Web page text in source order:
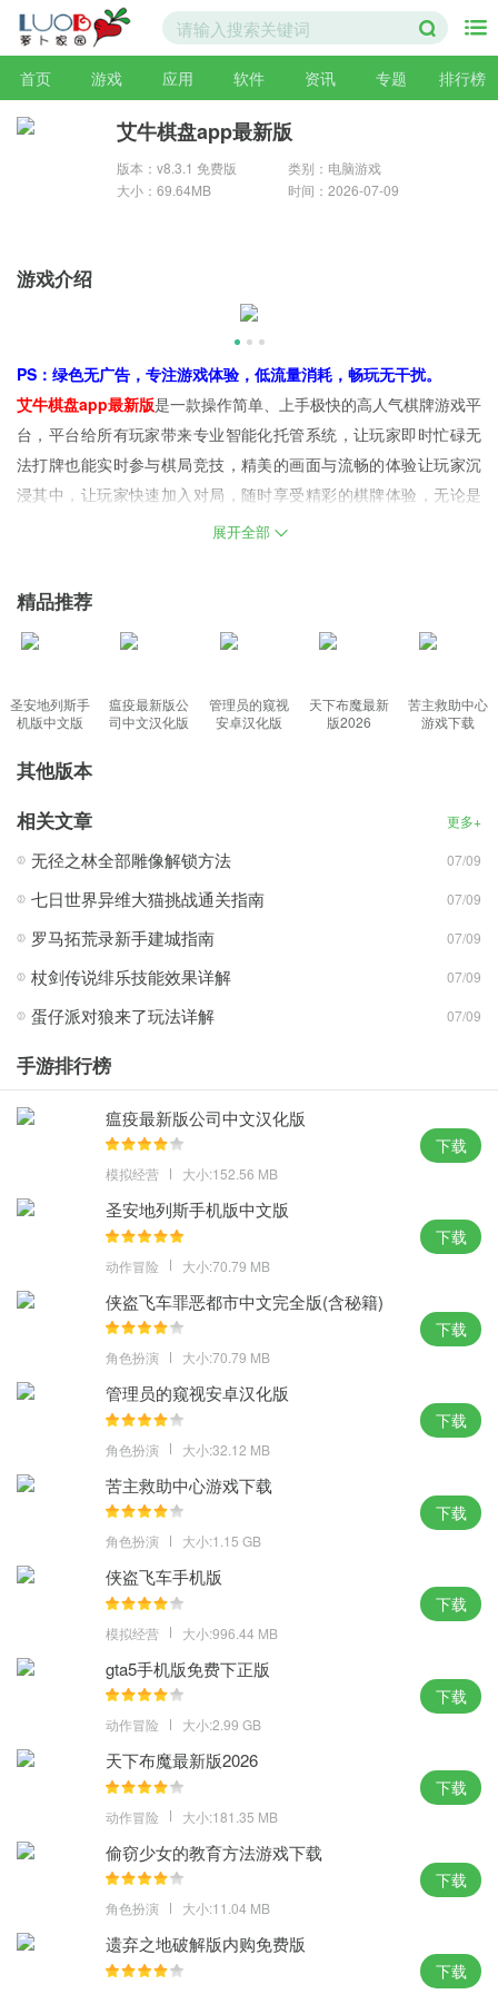
首页 游戏 应用 软件 资讯 专题 排行榜
艾牛棋盘app最新版
版本：v8.3.1 免费版
类别：电脑游戏
大小：69.64MB
时间：2026-07-09
游戏介绍
PS：绿色无广告，专注游戏体验，低流量消耗，畅玩无干扰。
艾牛棋盘app最新版是一款操作简单、上手极快的高人气棋牌游戏平
台，平台给所有玩家带来专业智能化托管系统，让玩家即时忙碌无
法打牌也能实时参与棋局竞技，精美的画面与流畅的体验让玩家沉
浸其中，让玩家快速加入对局，随时享受精彩的棋牌体验，无论是
消遣放松还是竞技比拼都能满足需求，感兴趣就快来下载游戏吧!
艾牛棋盘app安卓版游戏介绍：
最地道的线上棋牌竞技游戏，等你随时在线自由畅玩体验;
系统还将为你进行智能化的匹配，让你尽情在线展现实力;
艾牛棋盘app安卓版游戏特色：
1、集合经典与创新玩法，保证玩家既能体验原汁原味的棋牌规则，
2、支持私人房间功能，玩家可以自定义规则，与好友自由开局，更
具互动性。
3、画面与音效双重升级，真实还原线下棋牌室氛围，给玩家极强的
沉浸感。
力。
5、注重社交与互动，平台不仅是游戏竞技场，更是一个交友社区。
6、赛事活动频繁，玩家可以通过挑战赛提升自我，同时赢取丰厚奖
艾牛棋盘app安卓版游戏亮点：
玩法多样：涵盖多种棋牌类型，满足不同玩家喜好。
平衡性佳：匹配系统公平，避免实力悬殊对战。
社交性强：好友互动和排行榜功能增强玩家粘性。
体验流畅：画面和操作优化到位，长时间游戏不疲劳。
艾牛棋盘app安卓版游戏优势：
系统帮助你进行匹配对手，只要玩家们发挥出自己的实力，相信就
还有酷炫的画面特效，呈现非常独特的游戏气息，玩家进来的第一
眼就能感受到;
最先进的防作弊系统的加持，让玩家可以在这里体验最安全绿色的
棋牌竞技环境;
所有棋牌游戏最顶尖的防作弊系统，系统会定期更新作弊内容，可
以安心的游戏。
艾牛棋盘app安卓版游戏攻略：
采用两副扑克(含大小王在内共108张)
四个人共同玩，对家一伙，两伙对抗，争夺分数5 10 K(5代表5分，
10、K代表10分)两副牌合计200分。
游戏规则
每一局游戏都由先拿到红桃A的玩家先出牌(可出任意牌型)，其他玩
家依次轮流出牌。
一伙的两个玩家必须都将手里的牌出完，这局游戏才能结束，同一
伙有一个玩家手有里有牌，都不能结束，还要继续对抗下去，直到
展开全部
精品推荐
圣安地列斯手
机版中文版
瘟疫最新版公
司中文汉化版
管理员的窥视
安卓汉化版
天下布魔最新
版2026
苦主救助中心
游戏下载
其他版本
相关文章
更多+
无径之林全部雕像解锁方法 07/09
七日世界异维大猫挑战通关指南 07/09
罗马拓荒录新手建城指南 07/09
杖剑传说绯乐技能效果详解 07/09
蛋仔派对狼来了玩法详解 07/09
手游排行榜
瘟疫最新版公司中文汉化版
模拟经营 大小:152.56 MB
下载
圣安地列斯手机版中文版
动作冒险 大小:70.79 MB
下载
侠盗飞车罪恶都市中文完全版(含秘籍)
角色扮演 大小:70.79 MB
下载
管理员的窥视安卓汉化版
角色扮演 大小:32.12 MB
下载
苦主救助中心游戏下载
角色扮演 大小:1.15 GB
下载
侠盗飞车手机版
模拟经营 大小:996.44 MB
下载
gta5手机版免费下正版
动作冒险 大小:2.99 GB
下载
天下布魔最新版2026
动作冒险 大小:181.35 MB
下载
偷窃少女的教育方法游戏下载
角色扮演 大小:11.04 MB
下载
遗弃之地破解版内购免费版
下载